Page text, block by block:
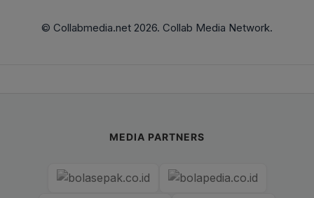
© Collabmedia.net 2026. Collab Media Network.
MEDIA PARTNERS